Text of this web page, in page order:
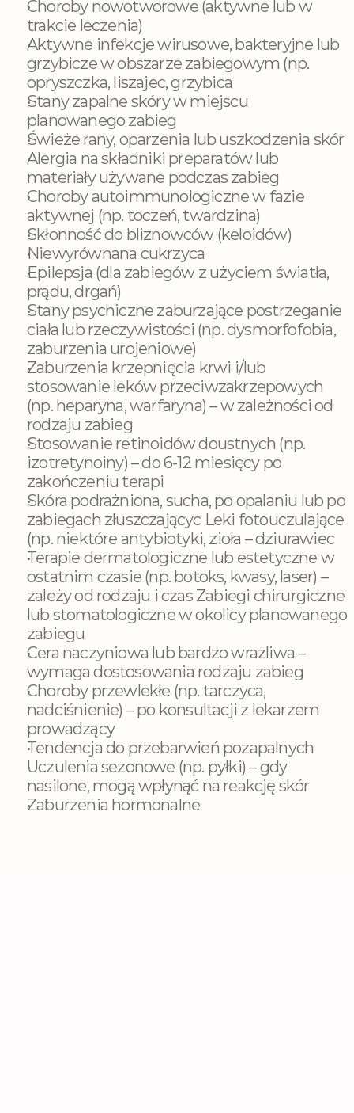
Choroby nowotworowe (aktywne lub w
trakcie leczenia)
Aktywne infekcje wirusowe, bakteryjne lub
grzybicze w obszarze zabiegowym (np.
opryszczka, liszajec, grzybica
Stany zapalne skóry w miejscu
planowanego zabieg
Świeże rany, oparzenia lub uszkodzenia skór
Alergia na składniki preparatów lub
materiały używane podczas zabieg
Choroby autoimmunologiczne w fazie
aktywnej (np. toczeń, twardzina)
Skłonność do bliznowców (keloidów)
Niewyrównana cukrzyca
Epilepsja (dla zabiegów z użyciem światła,
prądu, drgań)
Stany psychiczne zaburzające postrzeganie
ciała lub rzeczywistości (np. dysmorfofobia,
zaburzenia urojeniowe)
Zaburzenia krzepnięcia krwi i/lub
stosowanie leków przeciwzakrzepowych
(np. heparyna, warfaryna) – w zależności od
rodzaju zabieg
Stosowanie retinoidów doustnych (np.
izotretynoiny) – do 6-12 miesięcy po
zakończeniu terapi
Skóra podrażniona, sucha, po opalaniu lub po
zabiegach złuszczającyc Leki fotouczulające
(np. niektóre antybiotyki, zioła – dziurawiec
Terapie dermatologiczne lub estetyczne w
ostatnim czasie (np. botoks, kwasy, laser) –
zależy od rodzaju i czas Zabiegi chirurgiczne
lub stomatologiczne w okolicy planowanego
zabiegu
Cera naczyniowa lub bardzo wrażliwa –
wymaga dostosowania rodzaju zabieg
Choroby przewlekłe (np. tarczyca,
nadciśnienie) – po konsultacji z lekarzem
prowadzący
Tendencja do przebarwień pozapalnych
Uczulenia sezonowe (np. pyłki) – gdy
nasilone, mogą wpłynąć na reakcję skór
Zaburzenia hormonalne